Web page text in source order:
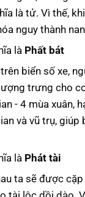
là tử. Vì thế,
nguy thành nan
là Phất bát
biển số xe,
trưng cho
- 4 mùa xuân,
và vũ trụ, giúp
là Phát tài
ta sẽ được